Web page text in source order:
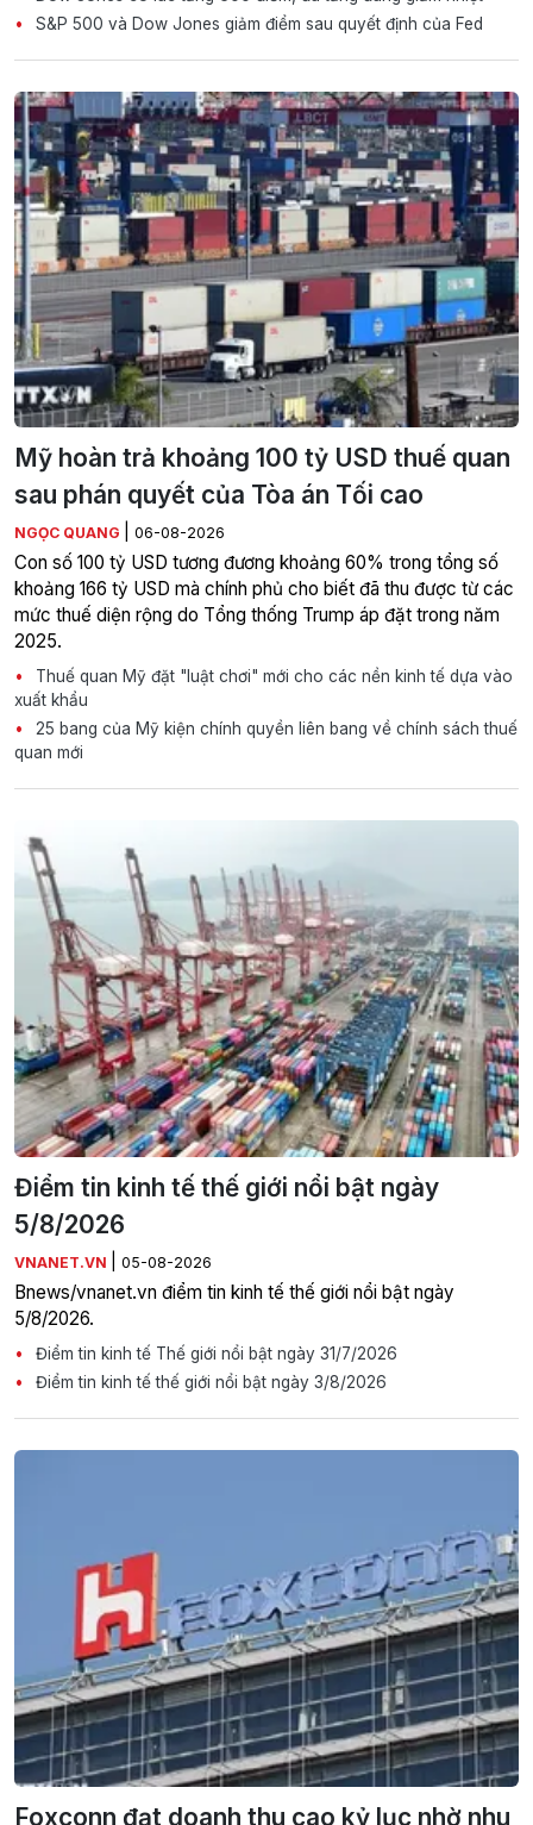
S&P 500 và Dow Jones giảm điểm sau quyết định của Fed
Mỹ hoàn trả khoảng 100 tỷ USD thuế quan
sau phán quyết của Tòa án Tối cao
NGỌC QUANG 06-08-2026
Con số 100 tỷ USD tương đương khoảng 60% trong tổng số
khoảng 166 tỷ USD mà chính phủ cho biết đã thu được từ các
mức thuế diện rộng do Tổng thống Trump áp đặt trong năm
2025.
Thuế quan Mỹ đặt "luật chơi" mới cho các nền kinh tế dựa vào
xuất khẩu
25 bang của Mỹ kiện chính quyền liên bang về chính sách thuế
quan mới
Điểm tin kinh tế thế giới nổi bật ngày
5/8/2026
VNANET.VN 05-08-2026
Bnews/vnanet.vn điểm tin kinh tế thế giới nổi bật ngày
5/8/2026.
Điểm tin kinh tế Thế giới nổi bật ngày 31/7/2026
Điểm tin kinh tế thế giới nổi bật ngày 3/8/2026
Foxconn đạt doanh thu cao kỷ lục nhờ nhu